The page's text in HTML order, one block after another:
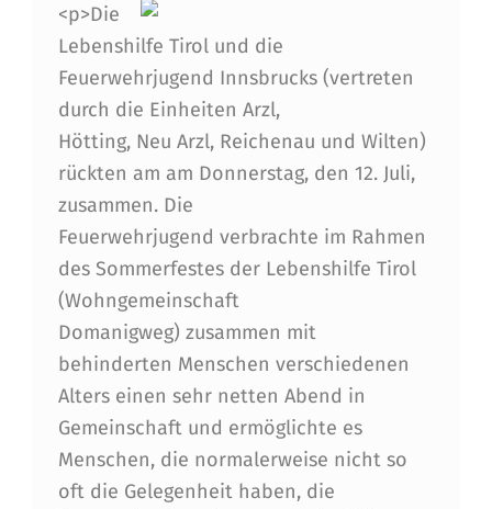
A
N
D
E
R
S
…
?
<p>Die
Lebenshilfe Tirol und die
Feuerwehrjugend Innsbrucks (vertreten
durch die Einheiten Arzl,
Hötting, Neu Arzl, Reichenau und Wilten)
rückten am am Donnerstag, den 12. Juli,
zusammen. Die
Feuerwehrjugend verbrachte im Rahmen
des Sommerfestes der Lebenshilfe Tirol
(Wohngemeinschaft
Domanigweg) zusammen mit
behinderten Menschen verschiedenen
Alters einen sehr netten Abend in
Gemeinschaft und ermöglichte es
Menschen, die normalerweise nicht so
oft die Gelegenheit haben, die